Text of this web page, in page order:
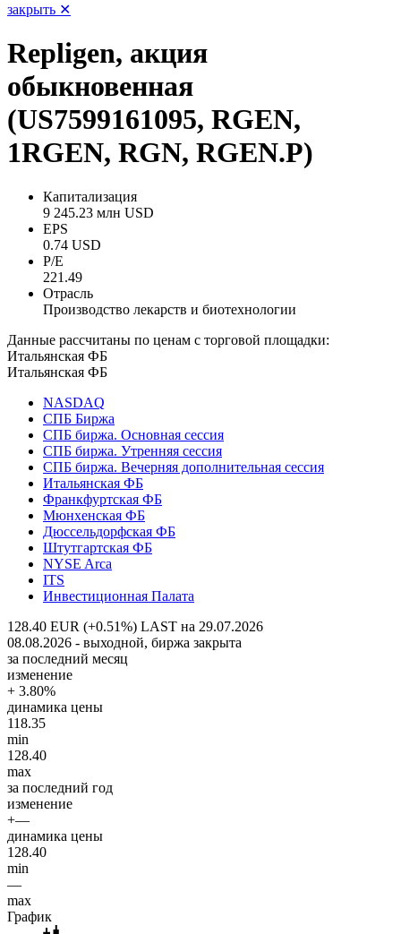
закрыть ✕
Repligen, акция
обыкновенная
(US7599161095, RGEN,
1RGEN, RGN, RGEN.P)
Капитализация
9 245.23 млн USD
EPS
0.74 USD
P/E
221.49
Отрасль
Производство лекарств и биотехнологии
Данные рассчитаны по ценам с торговой площадки:
Итальянская ФБ
Итальянская ФБ
NASDAQ
СПБ Биржа
СПБ биржа. Основная сессия
СПБ биржа. Утренняя сессия
СПБ биржа. Вечерняя дополнительная сессия
Итальянская ФБ
Франкфуртская ФБ
Мюнхенская ФБ
Дюссельдорфская ФБ
Штутгартская ФБ
NYSE Arca
ITS
Инвестиционная Палата
128.40 EUR (+0.51%) LAST на 29.07.2026
08.08.2026 - выходной, биржа закрыта
за последний месяц
изменение
+ 3.80%
динамика цены
118.35
min
128.40
max
за последний год
изменение
+—
динамика цены
128.40
min
—
max
График